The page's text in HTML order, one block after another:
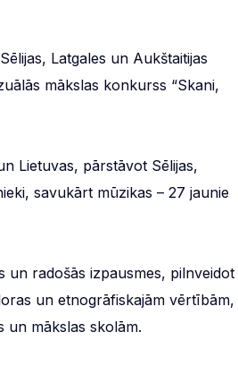
Latgales un Aukštaitijas
mākslas konkurss “Skani,
Lietuvas, pārstāvot Sēlijas,
savukārt mūzikas – 27 jaunie
un radošās izpausmes, pilnveidot
un etnogrāfiskajām vērtībām,
un mākslas skolām.